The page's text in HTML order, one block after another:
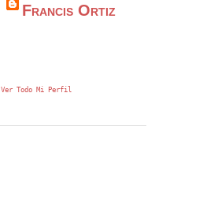
Francis Ortiz
Ver Todo Mi Perfil